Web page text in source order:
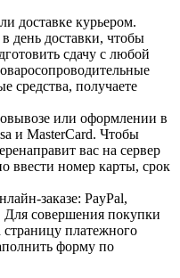
доставке курьером.
день доставки, чтобы
сдачу с любой
средства, получаете
или оформлении в
и MasterCard. Чтобы
вас на сервер
ввести номер карты, срок
заказе: PayPal,
совершения покупки
страницу платежного
форму по